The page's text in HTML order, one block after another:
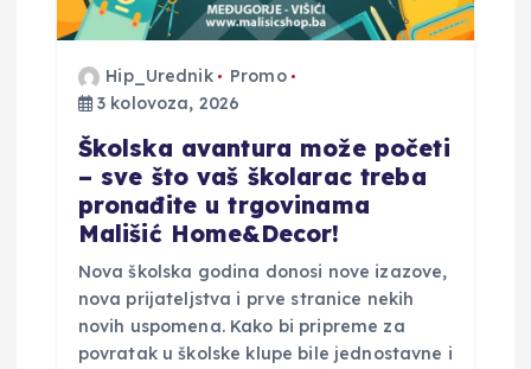
Hip_Urednik
Promo
3 kolovoza, 2026
Školska avantura može početi
– sve što vaš školarac treba
pronađite u trgovinama
Mališić Home&Decor!
Nova školska godina donosi nove izazove,
nova prijateljstva i prve stranice nekih
novih uspomena. Kako bi pripreme za
povratak u školske klupe bile jednostavne i